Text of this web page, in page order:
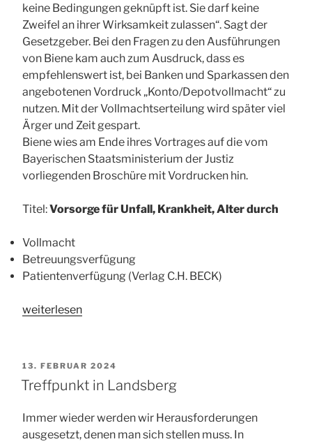
keine Bedingungen geknüpft ist. Sie darf keine
Zweifel an ihrer Wirksamkeit zulassen“. Sagt der
Gesetzgeber. Bei den Fragen zu den Ausführungen
von Biene kam auch zum Ausdruck, dass es
empfehlenswert ist, bei Banken und Sparkassen den
angebotenen Vordruck „Konto/Depotvollmacht“ zu
nutzen. Mit der Vollmachtserteilung wird später viel
Ärger und Zeit gespart.
Biene wies am Ende ihres Vortrages auf die vom
Bayerischen Staatsministerium der Justiz
vorliegenden Broschüre mit Vordrucken hin.
Titel:Vorsorge für Unfall, Krankheit, Alter durch
Vollmacht
Betreuungsverfügung
Patientenverfügung (Verlag C.H. BECK)
„Bei
Landsberg“
weiterlesen
VERÖFFENTLICHT
AM
13. FEBRUAR 2024
Treffpunkt in Landsberg
Immer wieder werden wir Herausforderungen
ausgesetzt, denen man sich stellen muss. In